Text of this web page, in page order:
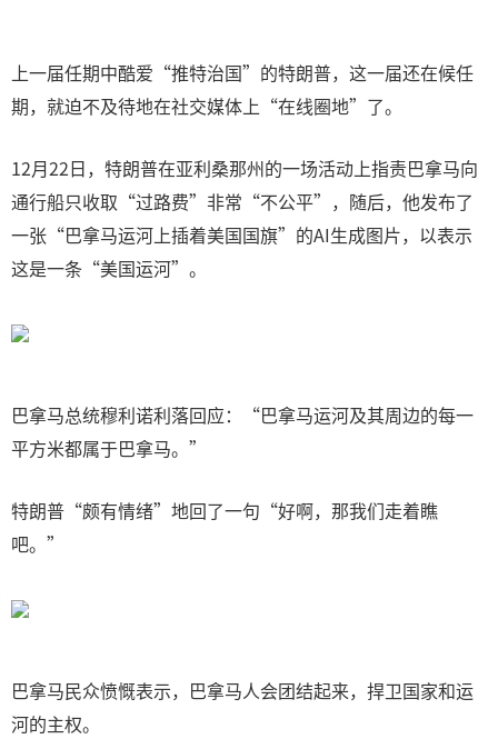
上一届任期中酷爱“推特治国”的特朗普，这一届还在候任
期，就迫不及待地在社交媒体上“在线圈地”了。
12月22日，特朗普在亚利桑那州的一场活动上指责巴拿马向
通行船只收取“过路费”非常“不公平”，随后，他发布了
一张“巴拿马运河上插着美国国旗”的AI生成图片，以表示
这是一条“美国运河”。
巴拿马总统穆利诺利落回应：“巴拿马运河及其周边的每一
平方米都属于巴拿马。”
特朗普“颇有情绪”地回了一句“好啊，那我们走着瞧
吧。”
巴拿马民众愤慨表示，巴拿马人会团结起来，捍卫国家和运
河的主权。